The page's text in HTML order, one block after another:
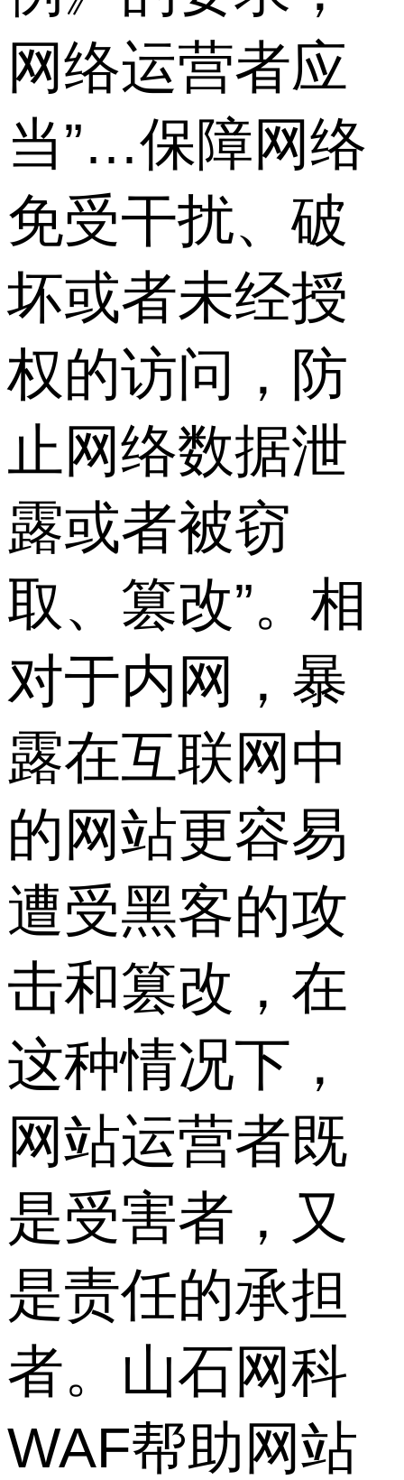
网络运营者应
当”…保障网络
免受干扰、破
坏或者未经授
权的访问，防
止网络数据泄
露或者被窃
取、篡改”。相
对于内网，暴
露在互联网中
的网站更容易
遭受黑客的攻
击和篡改，在
这种情况下，
网站运营者既
是受害者，又
是责任的承担
者。山石网科
WAF帮助网站